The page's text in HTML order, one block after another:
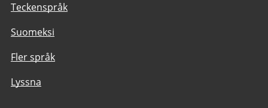
Teckenspråk
Suomeksi
Fler språk
Lyssna